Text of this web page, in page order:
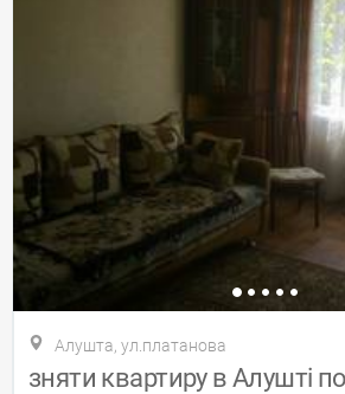
Алушта, ул.платанова
зняти квартиру в Алушті